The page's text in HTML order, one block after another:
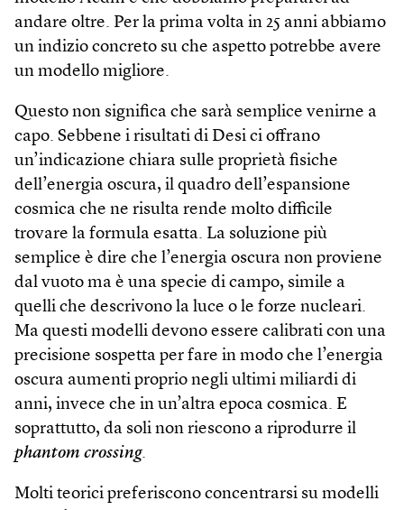
andare oltre. Per la prima volta in 25 anni abbiamo
un indizio concreto su che aspetto potrebbe avere
un modello migliore.
Questo non significa che sarà semplice venirne a
capo. Sebbene i risultati di Desi ci offrano
un’indicazione chiara sulle proprietà fisiche
dell’energia oscura, il quadro dell’espansione
cosmica che ne risulta rende molto difficile
trovare la formula esatta. La soluzione più
semplice è dire che l’energia oscura non proviene
dal vuoto ma è una specie di campo, simile a
quelli che descrivono la luce o le forze nucleari.
Ma questi modelli devono essere calibrati con una
precisione sospetta per fare in modo che l’energia
oscura aumenti proprio negli ultimi miliardi di
anni, invece che in un’altra epoca cosmica. E
soprattutto, da soli non riescono a riprodurre il
phantom crossing.
Molti teorici preferiscono concentrarsi su modelli